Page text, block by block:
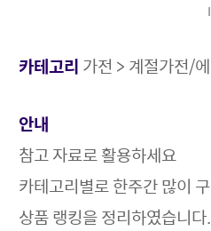
카테고리 가전 > 계절가전/
안내
참고 자료로 활용하세요
카테고리별로 한주간 많이
상품 랭킹을 정리하였습니다.